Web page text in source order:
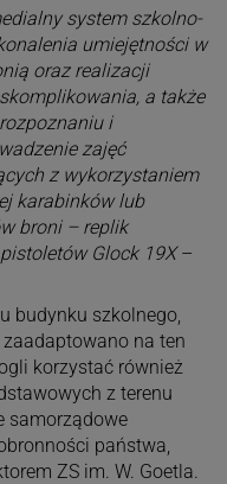
system szkolno-
umiejętności w
oraz realizacji
a także
i
zajęć
z wykorzystaniem
karabinków lub
broni – replik
Glock 19X–
budynku szkolnego,
na ten
korzystać również
z terenu
samorządowe
państwa,
ZS im. W. Goetla.